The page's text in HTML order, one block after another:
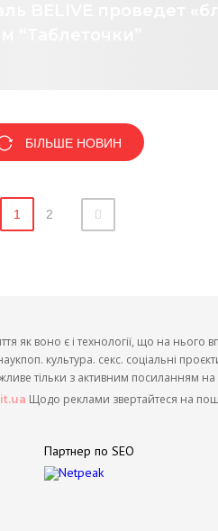
BELIVE проведет
БІЛЬШЕ НОВИН
1 2
як воно є і технології, що на нього
культура. секс. соціальні
тільки з активним посиланням на
Щодо реклами звертайтеся на
Партнер по SEO